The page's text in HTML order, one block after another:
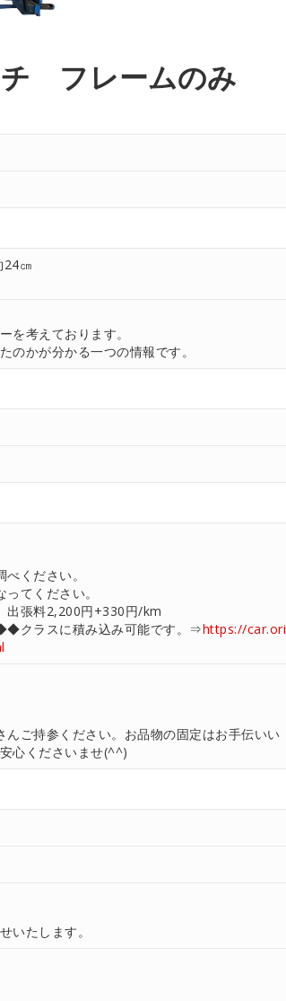
フレームのみ
㎝
を考えております。
のかが分かる一つの情報です。
ください。
てください。
出張料2,200円+330円/km
クラスに積み込み可能です。⇒https://car.ori
ご持参ください。お品物の固定はお手伝いい
心くださいませ(^^)
いたします。